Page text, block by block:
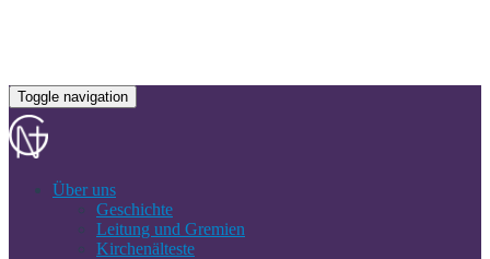
Toggle navigation
Über uns
Geschichte
Leitung und Gremien
Kirchenälteste